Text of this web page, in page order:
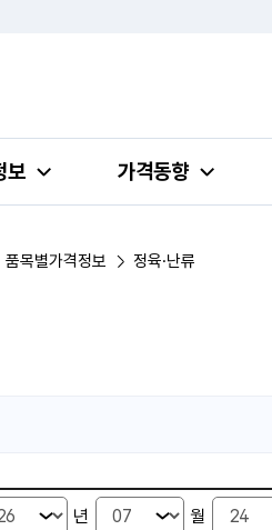
보 가격동향
품목별가격정보 정육·난류
년 월